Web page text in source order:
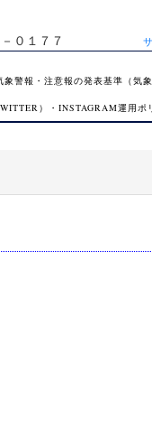
０１７７
象警報・注意報の発表基準（気象
）・INSTAGRAM運用ポ